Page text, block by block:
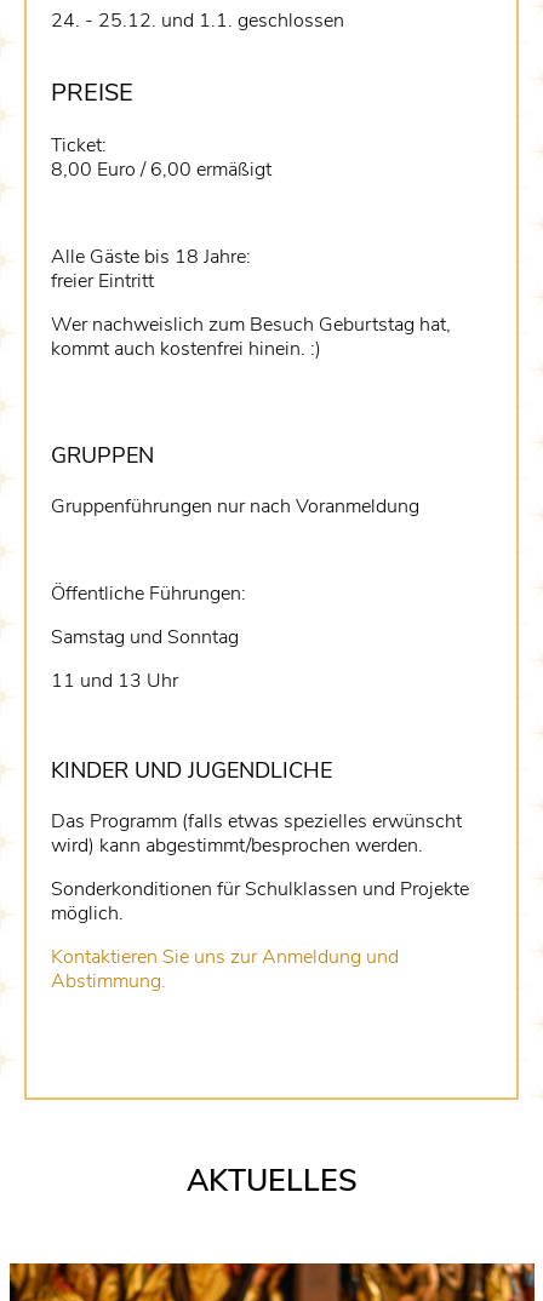
24. - 25.12. und 1.1. geschlossen
PREISE
Ticket:
8,00 Euro / 6,00 ermäßigt
Alle Gäste bis 18 Jahre:
freier Eintritt
Wer nachweislich zum Besuch Geburtstag hat,
kommt auch kostenfrei hinein. :)
GRUPPEN
Gruppenführungen nur nach Voranmeldung
Öffentliche Führungen:
Samstag und Sonntag
11 und 13 Uhr
KINDER UND JUGENDLICHE
Das Programm (falls etwas spezielles erwünscht
wird) kann abgestimmt/besprochen werden.
Sonderkonditionen für Schulklassen und Projekte
möglich.
Kontaktieren Sie uns zur Anmeldung und
Abstimmung.
AKTUELLES